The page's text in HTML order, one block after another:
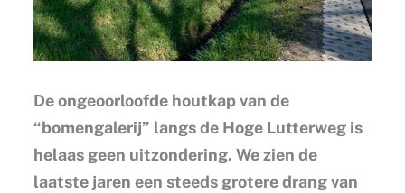
De ongeoorloofde houtkap van de
“bomengalerij” langs de Hoge Lutterweg is
helaas geen uitzondering. We zien de
laatste jaren een steeds grotere drang van